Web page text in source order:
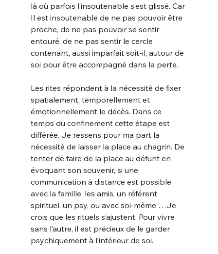
là où parfois l’insoutenable s’est glissé. Car
Il est insoutenable de ne pas pouvoir être
proche, de ne pas pouvoir se sentir
entouré, de ne pas sentir le cercle
contenant, aussi imparfait soit-il, autour de
soi pour être accompagné dans la perte.
Les rites répondent à la nécessité de fixer
spatialement, temporellement et
émotionnellement le décès. Dans ce
temps du confinement cette étape est
différée. Je ressens pour ma part la
nécessité de laisser la place au chagrin. De
tenter de faire de la place au défunt en
évoquant son souvenir, si une
communication à distance est possible
avec la famille, les amis, un référent
spirituel, un psy, ou avec soi-même …Je
crois que les rituels s’ajustent. Pour vivre
sans l’autre, il est précieux de le garder
psychiquement à l’intérieur de soi.